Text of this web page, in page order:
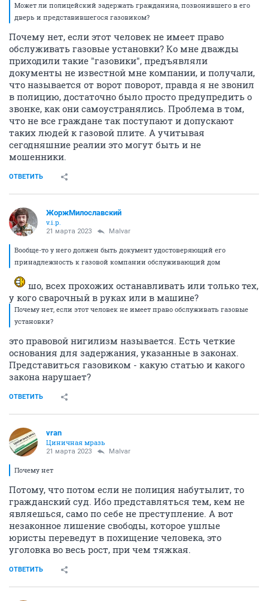
Может ли полицейский задержать гражданина, позвонившего в его
дверь и представившегося газовиком?
Почему нет, если этот человек не имеет право
обслуживать газовые установки? Ко мне дважды
приходили такие "газовики", предъявляли
документы не известной мне компании, и получали,
что называется от ворот поворот, правда я не звонил
в полицию, достаточно было просто предупредить о
звонке, как они самоустранялись. Проблема в том,
что не все граждане так поступают и допускают
таких людей к газовой плите. А учитывая
сегодняшние реалии это могут быть и не
мошенники.
ОТВЕТИТЬ
ЖоржМилославский
v.i.p.
21 марта 2023 Malvar
Вообще-то у него должен быть документ удостоверяющий его
принадлежность к газовой компании обслуживающий дом
шо, всех прохожих останавливать или только тех,
у кого сварочный в руках или в машине?
Почему нет, если этот человек не имеет право обслуживать газовые
установки?
это правовой нигилизм называется. Есть четкие
основания для задержания, указанные в законах.
Представиться газовиком - какую статью и какого
закона нарушает?
ОТВЕТИТЬ
vran
Циничная мразь
21 марта 2023 Malvar
Почему нет
Потому, что потом если не полиция набутылит, то
гражданский суд. Ибо представляться тем, кем не
являешься, само по себе не преступление. А вот
незаконное лишение свободы, которое ушлые
юристы переведут в похищение человека, это
уголовка во весь рост, при чем тяжкая.
ОТВЕТИТЬ